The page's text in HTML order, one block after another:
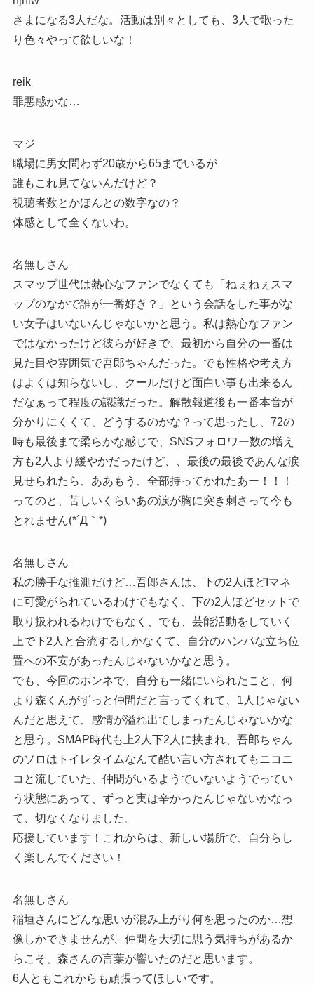
さまになる3人だな。活動は別々としても、3人で歌った
り色々やって欲しいな！
reik
罪悪感かな…
マジ
職場に男女問わず20歳から65までいるが
誰もこれ見てないんだけど？
視聴者数とかほんとの数字なの？
体感として全くないわ。
名無しさん
スマップ世代は熱心なファンでなくても「ねぇねぇスマ
ップのなかで誰が一番好き？」という会話をした事がな
い女子はいないんじゃないかと思う。私は熱心なファン
ではなかったけど彼らが好きで、最初から自分の一番は
見た目や雰囲気で吾郎ちゃんだった。でも性格や考え方
はよくは知らないし、クールだけど面白い事も出来るん
だなぁって程度の認識だった。解散報道後も一番本音が
分かりにくくて、どうするのかな？って思ったし、72の
時も最後まで柔らかな感じで、SNSフォロワー数の増え
方も2人より緩やかだったけど、、最後の最後であんな涙
見せられたら、ああもう、全部持ってかれたあー！！！
ってのと、苦しいくらいあの涙が胸に突き刺さって今も
とれません(*´Д｀*)
名無しさん
私の勝手な推測だけど…吾郎さんは、下の2人ほどIマネ
に可愛がられているわけでもなく、下の2人ほどセットで
取り扱われるわけでもなく、でも、芸能活動をしていく
上で下2人と合流するしかなくて、自分のハンパな立ち位
置への不安があったんじゃないかなと思う。
でも、今回のホンネで、自分も一緒にいられたこと、何
より森くんがずっと仲間だと言ってくれて、1人じゃない
んだと思えて、感情が溢れ出てしまったんじゃないかな
と思う。SMAP時代も上2人下2人に挟まれ、吾郎ちゃん
のソロはトイレタイムなんて酷い言い方されてもニコニ
コと流していた、仲間がいるようでいないようでってい
う状態にあって、ずっと実は辛かったんじゃないかなっ
て、切なくなりました。
応援しています！これからは、新しい場所で、自分らし
く楽しんでください！
名無しさん
稲垣さんにどんな思いが混み上がり何を思ったのか…想
像しかできませんが、仲間を大切に思う気持ちがあるか
らこそ、森さんの言葉が響いたのだと思います。
6人ともこれからも頑張ってほしいです。